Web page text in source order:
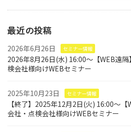
最近の投稿
2026年6月26日 セミナー情報
2026年8月26日(水) 16:00～【WEB遠
検会社様向けWEBセミナー
2025年10月23日 セミナー情報
【終了】2025年12月2日(火) 16:00～
会社・点検会社様向けWEBセミナー